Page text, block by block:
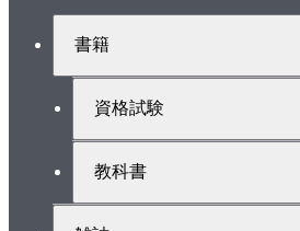
書籍
資格試験
教科書